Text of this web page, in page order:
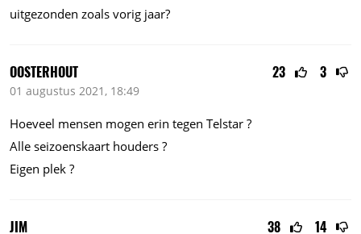
uitgezonden zoals vorig jaar?
23 3
OOSTERHOUT
01 augustus 2021, 18:49
Hoeveel mensen mogen erin tegen Telstar ?
Alle seizoenskaart houders ?
Eigen plek ?
38 14
JIM